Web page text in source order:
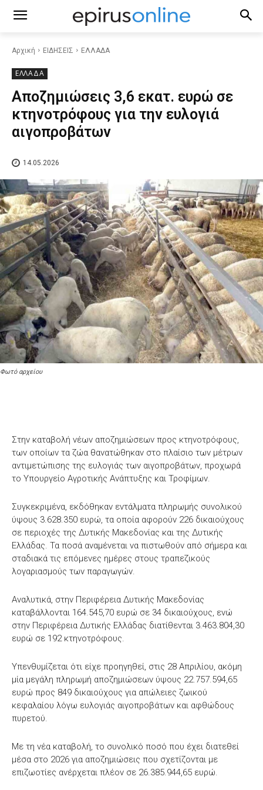
Αρχική ΕΙΔΗΣΕΙΣ ΕΛΛΑΔΑ
ΕΛΛΑΔΑ
Αποζημιώσεις 3,6 εκατ. ευρώ σε
κτηνοτρόφους για την ευλογιά
αιγοπροβάτων
14.05.2026
Φωτό αρχείου
Στην καταβολή νέων αποζημιώσεων προς κτηνοτρόφους,
των οποίων τα ζώα θανατώθηκαν στο πλαίσιο των μέτρων
αντιμετώπισης της ευλογιάς των αιγοπροβάτων, προχωρά
το Υπουργείο Αγροτικής Ανάπτυξης και Τροφίμων.
Συγκεκριμένα, εκδόθηκαν εντάλματα πληρωμής συνολικού
ύψους 3.628.350 ευρώ, τα οποία αφορούν 226 δικαιούχους
σε περιοχές της Δυτικής Μακεδονίας και της Δυτικής
Ελλάδας. Τα ποσά αναμένεται να πιστωθούν από σήμερα και
σταδιακά τις επόμενες ημέρες στους τραπεζικούς
λογαριασμούς των παραγωγών.
Αναλυτικά, στην Περιφέρεια Δυτικής Μακεδονίας
καταβάλλονται 164.545,70 ευρώ σε 34 δικαιούχους, ενώ
στην Περιφέρεια Δυτικής Ελλάδας διατίθενται 3.463.804,30
ευρώ σε 192 κτηνοτρόφους.
Υπενθυμίζεται ότι είχε προηγηθεί, στις 28 Απριλίου, ακόμη
μία μεγάλη πληρωμή αποζημιώσεων ύψους 22.757.594,65
ευρώ προς 849 δικαιούχους για απώλειες ζωικού
κεφαλαίου λόγω ευλογιάς αιγοπροβάτων και αφθώδους
πυρετού.
Με τη νέα καταβολή, το συνολικό ποσό που έχει διατεθεί
μέσα στο 2026 για αποζημιώσεις που σχετίζονται με
επιζωοτίες ανέρχεται πλέον σε 26.385.944,65 ευρώ.